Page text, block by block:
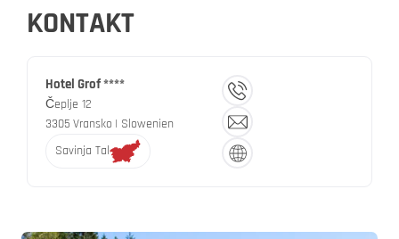
KONTAKT
Hotel Grof ****
Čeplje 12
3305 Vransko | Slowenien
Savinja Tal